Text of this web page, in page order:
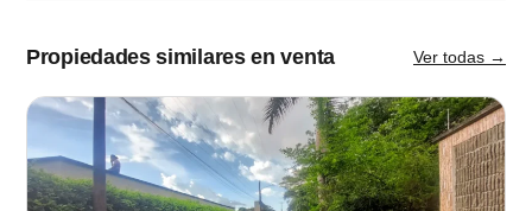
Propiedades similares en venta Ver todas →